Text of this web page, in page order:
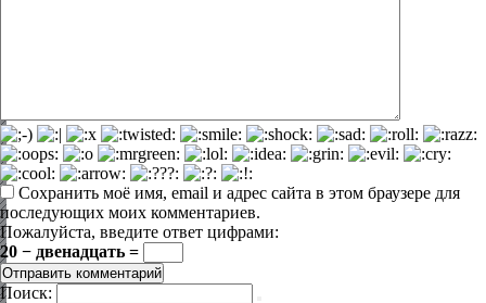
Сохранить моё имя, email и адрес сайта в этом браузере для
последующих моих комментариев.
Пожалуйста, введите ответ цифрами:
20 − двенадцать =
Поиск: